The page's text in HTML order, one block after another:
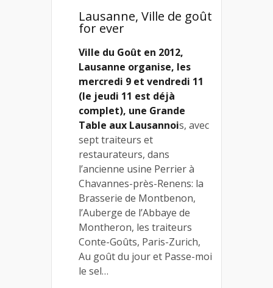
Lausanne, Ville de goût
for ever
Ville du Goût en 2012,
Lausanne organise, les
mercredi 9 et vendredi 11
(le jeudi 11 est déjà
complet), une Grande
Table aux Lausannois, avec
sept traiteurs et
restaurateurs, dans
l’ancienne usine Perrier à
Chavannes-près-Renens: la
Brasserie de Montbenon,
l’Auberge de l’Abbaye de
Montheron, les traiteurs
Conte-Goûts, Paris-Zurich,
Au goût du jour et Passe-moi
le sel…